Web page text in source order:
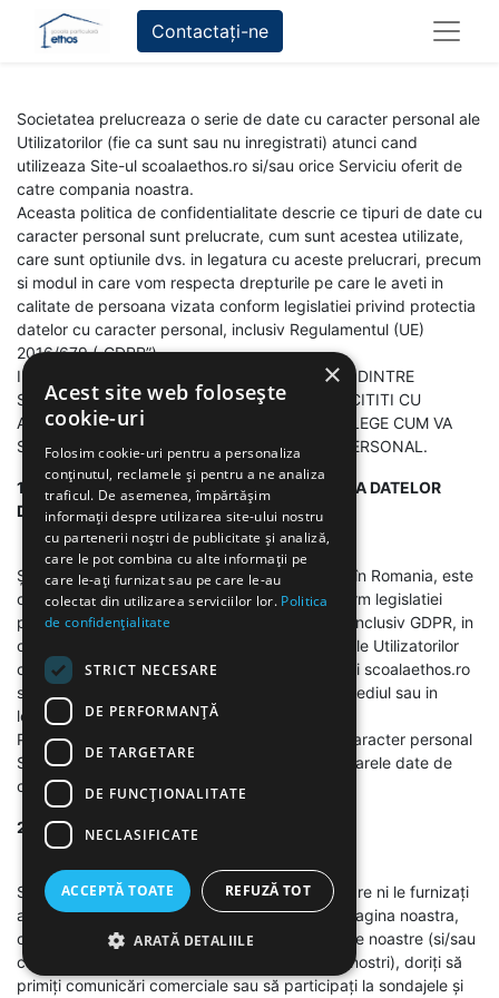
Contactați-ne
Societatea prelucreaza o serie de date cu caracter personal ale
Utilizatorilor (fie ca sunt sau nu inregistrati) atunci cand
utilizeaza Site-ul scoalaethos.ro si/sau orice Serviciu oferit de
catre compania noastra.
Aceasta politica de confidentialitate descrie ce tipuri de date cu
caracter personal sunt prelucrate, cum sunt acestea utilizate,
care sunt optiunile dvs. in legatura cu aceste prelucrari, precum
si modul in care vom respecta drepturile pe care le aveti in
calitate de persoana vizata conform legislatiei privind protectia
datelor cu caracter personal, inclusiv Regulamentul (UE)
2016/679 („GDPR”).
INAINTE DE A UTILIZA SITE-UL SAU ORICARE DINTRE
SERVICIILE NOASTRE, VA RECOMANDAM SA CITITI CU
ATENTIE ACEASTA POLITICA PENTRU A INTELEGE CUM VA
SUNT PRELUCRATE DATELE CU CARACTER PERSONAL.
1. CINE ESTE RESPONSABIL DE PRELUCRAREA DATELOR
DVS.?
Școala Gimnazială Particulară Ethos, cu sediul în Romania, este
operatorul datelor cu caracter personal, conform legislatiei
privind protectia datelor cu caracter personal inclusiv GDPR, in
ceea ce priveste datele cu caracter personal ale Utilizatorilor
colectate si prelucrate prin intermediul Site-ului scoalaethos.ro
si/sau in contextul Serviciilor oferite prin intermediul sau in
legatura cu Site-ul.
Pentru activitatea de prelucrare a datelor cu caracter personal
Societatea poate fi contactata folosind urmatoarele date de
contact: valentin.mitrache@scoalaethos.ro
2. CE DATE PRELUCRAM?
Societatea prelucrează datele personale pe care ni le furnizaţi
atunci când utilizaţi Site-ul, va inregistrati pe pagina noastra,
contractati un serviciu, vă înscrieţi în campaniile noastre (si/sau
campaniile organizate impreuna cu partenerii nostri), doriţi să
primiţi comunicări comerciale sau să participaţi la sondajele şi
×
Acest site web folosește
cookie-uri
Folosim cookie-uri pentru a personaliza
conținutul, reclamele și pentru a ne analiza
traficul. De asemenea, împărtășim
informații despre utilizarea site-ului nostru
cu partenerii noștri de publicitate și analiză,
care le pot combina cu alte informații pe
care le-ați furnizat sau pe care le-au
colectat din utilizarea serviciilor lor. Politica
de confidențialitate
STRICT NECESARE
DE PERFORMANȚĂ
DE TARGETARE
DE FUNCŢIONALITATE
NECLASIFICATE
ACCEPTĂ TOATE REFUZĂ TOT
ARATĂ DETALIILE